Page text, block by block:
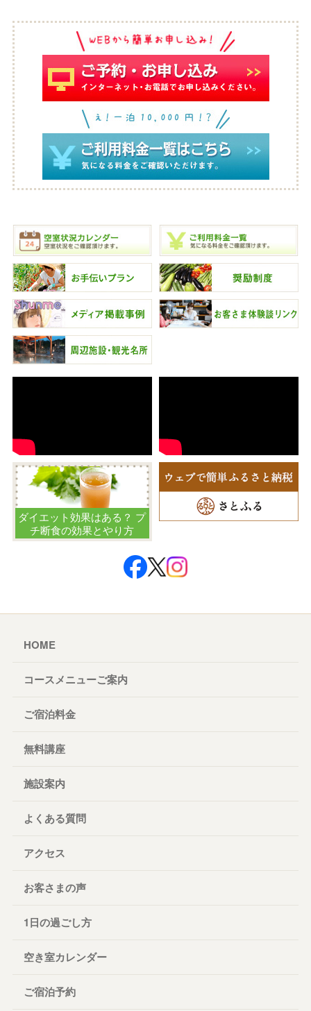
ダイエット効果はある？ プ
チ断食の効果とやり方
HOME
コースメニューご案内
ご宿泊料金
無料講座
施設案内
よくある質問
アクセス
お客さまの声
1日の過ごし方
空き室カレンダー
ご宿泊予約